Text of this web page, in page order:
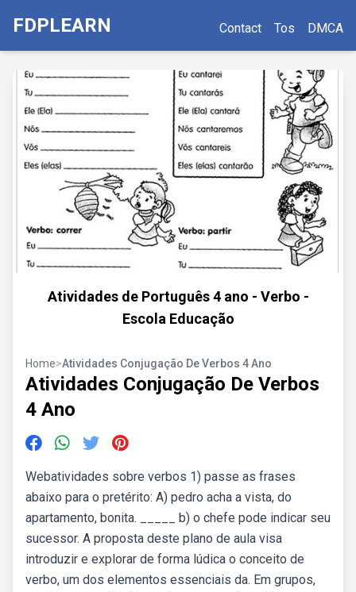
FDPLEARN Contact Tos DMCA
Atividades de Português 4 ano - Verbo -
Escola Educação
Home>Atividades Conjugação De Verbos 4 Ano
Atividades Conjugação De Verbos
4 Ano
Webatividades sobre verbos 1) passe as frases
abaixo para o pretérito: A) pedro acha a vista, do
apartamento, bonita. _____ b) o chefe pode indicar seu
sucessor. A proposta deste plano de aula visa
introduzir e explorar de forma lúdica o conceito de
verbo, um dos elementos essenciais da. Em grupos,